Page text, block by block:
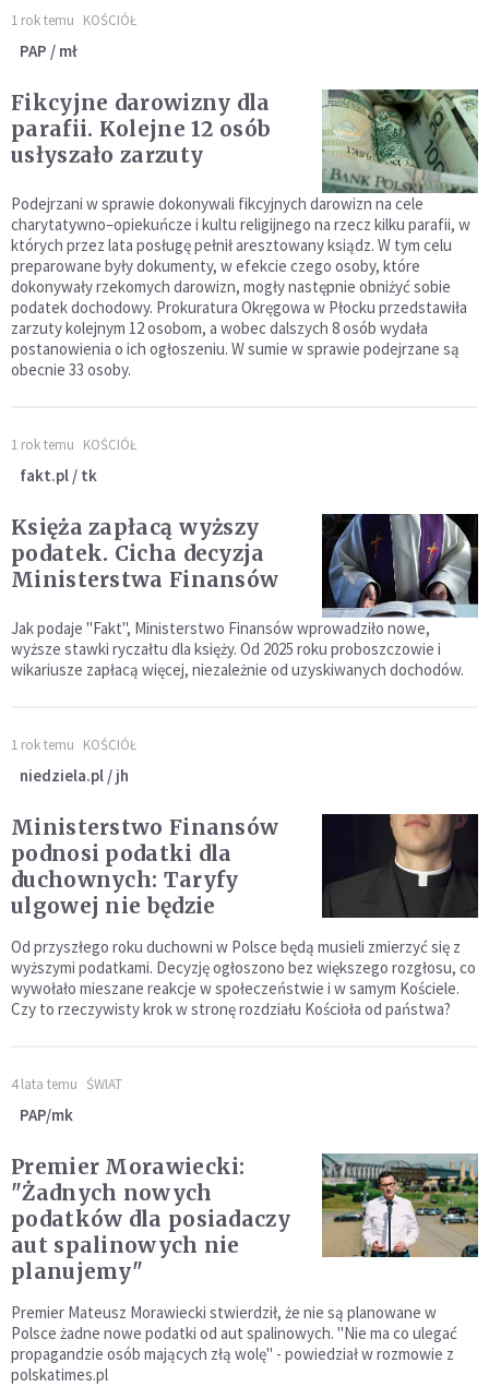
1 rok temu KOŚCIÓŁ
PAP / mł
Fikcyjne darowizny dla
parafii. Kolejne 12 osób
usłyszało zarzuty
Podejrzani w sprawie dokonywali fikcyjnych darowizn na cele
charytatywno–opiekuńcze i kultu religijnego na rzecz kilku parafii, w
których przez lata posługę pełnił aresztowany ksiądz. W tym celu
preparowane były dokumenty, w efekcie czego osoby, które
dokonywały rzekomych darowizn, mogły następnie obniżyć sobie
podatek dochodowy. Prokuratura Okręgowa w Płocku przedstawiła
zarzuty kolejnym 12 osobom, a wobec dalszych 8 osób wydała
postanowienia o ich ogłoszeniu. W sumie w sprawie podejrzane są
obecnie 33 osoby.
1 rok temu KOŚCIÓŁ
fakt.pl / tk
Księża zapłacą wyższy
podatek. Cicha decyzja
Ministerstwa Finansów
Jak podaje "Fakt", Ministerstwo Finansów wprowadziło nowe,
wyższe stawki ryczałtu dla księży. Od 2025 roku proboszczowie i
wikariusze zapłacą więcej, niezależnie od uzyskiwanych dochodów.
1 rok temu KOŚCIÓŁ
niedziela.pl / jh
Ministerstwo Finansów
podnosi podatki dla
duchownych: Taryfy
ulgowej nie będzie
Od przyszłego roku duchowni w Polsce będą musieli zmierzyć się z
wyższymi podatkami. Decyzję ogłoszono bez większego rozgłosu, co
wywołało mieszane reakcje w społeczeństwie i w samym Kościele.
Czy to rzeczywisty krok w stronę rozdziału Kościoła od państwa?
4 lata temu ŚWIAT
PAP/mk
Premier Morawiecki:
"Żadnych nowych
podatków dla posiadaczy
aut spalinowych nie
planujemy"
Premier Mateusz Morawiecki stwierdził, że nie są planowane w
Polsce żadne nowe podatki od aut spalinowych. "Nie ma co ulegać
propagandzie osób mających złą wolę" - powiedział w rozmowie z
polskatimes.pl